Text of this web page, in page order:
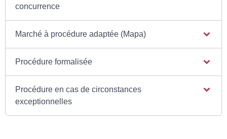
concurrence
Marché à procédure adaptée (Mapa)
Procédure formalisée
Procédure en cas de circonstances
exceptionnelles